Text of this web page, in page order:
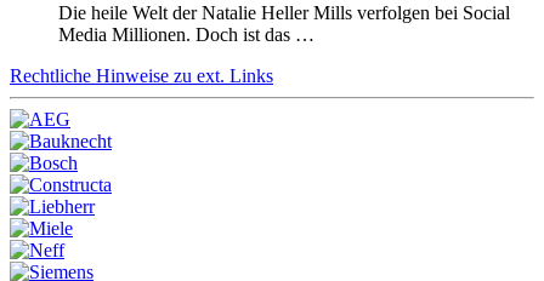
Die heile Welt der Natalie Heller Mills verfolgen bei Social
Media Millionen. Doch ist das …
Rechtliche Hinweise zu ext. Links